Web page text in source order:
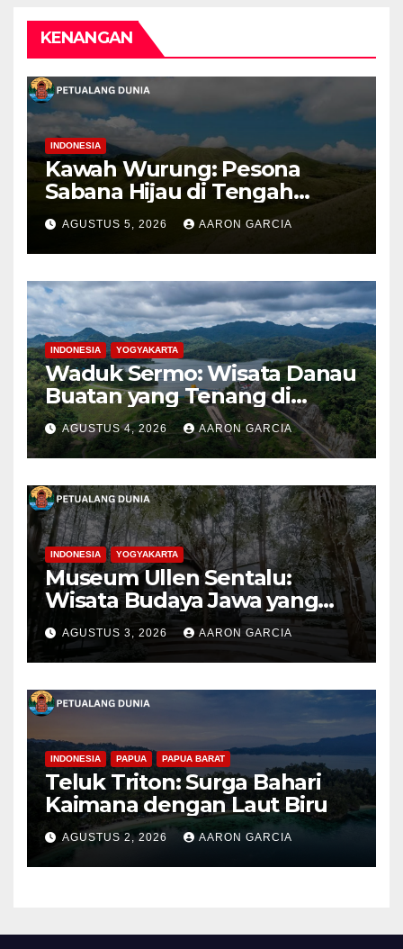
KENANGAN
INDONESIA
Kawah Wurung: Pesona
Sabana Hijau di Tengah
Pegunungan Bondowoso
AGUSTUS 5, 2026 AARON GARCIA
INDONESIA YOGYAKARTA
Waduk Sermo: Wisata Danau
Buatan yang Tenang di
Perbukitan Menoreh Kulon
Progo
AGUSTUS 4, 2026 AARON GARCIA
INDONESIA YOGYAKARTA
Museum Ullen Sentalu:
Wisata Budaya Jawa yang
Elegan di Lereng Kaliurang
AGUSTUS 3, 2026 AARON GARCIA
INDONESIA PAPUA PAPUA BARAT
Teluk Triton: Surga Bahari
Kaimana dengan Laut Biru
AGUSTUS 2, 2026 AARON GARCIA